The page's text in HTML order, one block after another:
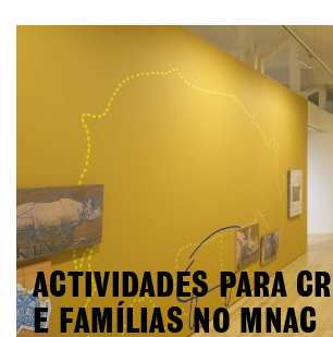
ACTIVIDADES PARA
E FAMÍLIAS NO MNAC